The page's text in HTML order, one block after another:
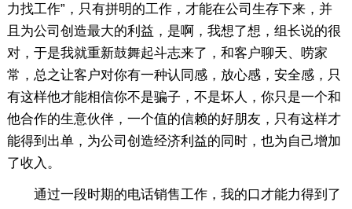
力找工作”，只有拼明的工作，才能在公司生存下来，并
且为公司创造最大的利益，是啊，我想了想，组长说的很
对，于是我就重新鼓舞起斗志来了，和客户聊天、唠家
常，总之让客户对你有一种认同感，放心感，安全感，只
有这样他才能相信你不是骗子，不是坏人，你只是一个和
他合作的生意伙伴，一个值的信赖的好朋友，只有这样才
能得到出单，为公司创造经济利益的同时，也为自己增加
了收入。
通过一段时期的电话销售工作，我的口才能力得到了